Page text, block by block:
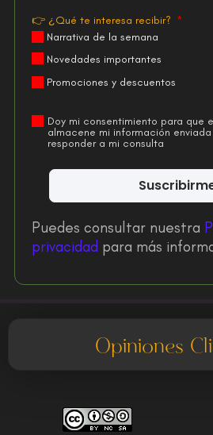
👉 ¿Qué te interesa recibir?
Narrativa de la semana
Novedades importantes
Promociones y descuentos
Doy mi consentimiento para que
almacene mi información
responder a mi consulta
Puedes consultar nuestra
privacidad para más
Opiniones